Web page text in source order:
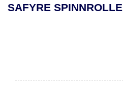
SAFYRE SPINNROLLE